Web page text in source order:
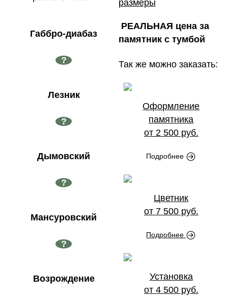
размеры
РЕАЛЬНАЯ цена за
памятник с тумбой
Так же можно заказать:
Оформление
памятника
от 2 500 руб.
Подробнее
Цветник
от 7 500 руб.
Подробнее
Установка
от 4 500 руб.
Габбро-диабаз
?
Лезник
?
Дымовский
?
Мансуровский
?
Возрождение